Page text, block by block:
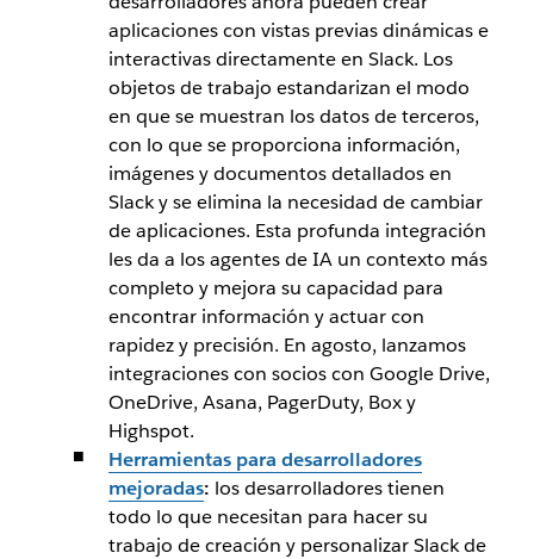
aplicaciones con vistas previas dinámicas e
interactivas directamente en Slack. Los
objetos de trabajo estandarizan el modo
en que se muestran los datos de terceros,
con lo que se proporciona información,
imágenes y documentos detallados en
Slack y se elimina la necesidad de cambiar
de aplicaciones. Esta profunda integración
les da a los agentes de IA un contexto más
completo y mejora su capacidad para
encontrar información y actuar con
rapidez y precisión. En agosto, lanzamos
integraciones con socios con Google Drive,
OneDrive, Asana, PagerDuty, Box y
Highspot.
Herramientas para desarrolladores
mejoradas: los desarrolladores tienen
todo lo que necesitan para hacer su
trabajo de creación y personalizar Slack de